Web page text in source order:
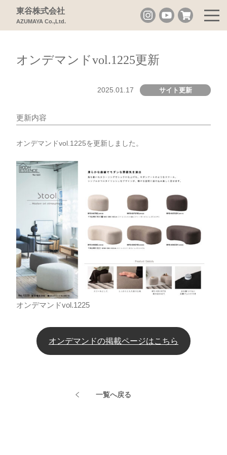
東谷株式会社
AZUMAYA Co.,Ltd.
オンデマンドvol.1225更新
2025.01.17 サイト更新
更新内容
オンデマンドvol.1225を更新しました。
オンデマンドvol.1225
オンデマンドの掲載ページはこちら
一覧へ戻る